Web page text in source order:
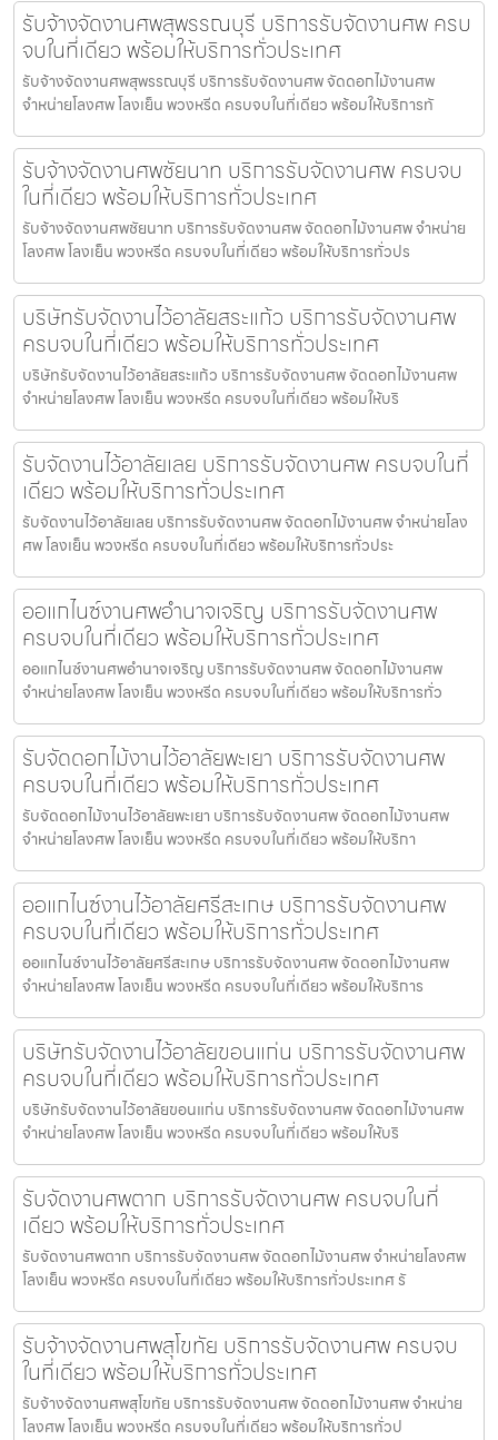
รับจ้างจัดงานศพสุพรรณบุรี บริการรับจัดงานศพ ครบ
จบในที่เดียว พร้อมให้บริการทั่วประเทศ
รับจ้างจัดงานศพสุพรรณบุรี บริการรับจัดงานศพ จัดดอกไม้งานศพ
จำหน่ายโลงศพ โลงเย็น พวงหรีด ครบจบในที่เดียว พร้อมให้บริการทั
รับจ้างจัดงานศพชัยนาท บริการรับจัดงานศพ ครบจบ
ในที่เดียว พร้อมให้บริการทั่วประเทศ
รับจ้างจัดงานศพชัยนาท บริการรับจัดงานศพ จัดดอกไม้งานศพ จำหน่าย
โลงศพ โลงเย็น พวงหรีด ครบจบในที่เดียว พร้อมให้บริการทั่วปร
บริษัทรับจัดงานไว้อาลัยสระแก้ว บริการรับจัดงานศพ
ครบจบในที่เดียว พร้อมให้บริการทั่วประเทศ
บริษัทรับจัดงานไว้อาลัยสระแก้ว บริการรับจัดงานศพ จัดดอกไม้งานศพ
จำหน่ายโลงศพ โลงเย็น พวงหรีด ครบจบในที่เดียว พร้อมให้บริ
รับจัดงานไว้อาลัยเลย บริการรับจัดงานศพ ครบจบในที่
เดียว พร้อมให้บริการทั่วประเทศ
รับจัดงานไว้อาลัยเลย บริการรับจัดงานศพ จัดดอกไม้งานศพ จำหน่ายโลง
ศพ โลงเย็น พวงหรีด ครบจบในที่เดียว พร้อมให้บริการทั่วประ
ออแกไนซ์งานศพอำนาจเจริญ บริการรับจัดงานศพ
ครบจบในที่เดียว พร้อมให้บริการทั่วประเทศ
ออแกไนซ์งานศพอำนาจเจริญ บริการรับจัดงานศพ จัดดอกไม้งานศพ
จำหน่ายโลงศพ โลงเย็น พวงหรีด ครบจบในที่เดียว พร้อมให้บริการทั่ว
รับจัดดอกไม้งานไว้อาลัยพะเยา บริการรับจัดงานศพ
ครบจบในที่เดียว พร้อมให้บริการทั่วประเทศ
รับจัดดอกไม้งานไว้อาลัยพะเยา บริการรับจัดงานศพ จัดดอกไม้งานศพ
จำหน่ายโลงศพ โลงเย็น พวงหรีด ครบจบในที่เดียว พร้อมให้บริกา
ออแกไนซ์งานไว้อาลัยศรีสะเกษ บริการรับจัดงานศพ
ครบจบในที่เดียว พร้อมให้บริการทั่วประเทศ
ออแกไนซ์งานไว้อาลัยศรีสะเกษ บริการรับจัดงานศพ จัดดอกไม้งานศพ
จำหน่ายโลงศพ โลงเย็น พวงหรีด ครบจบในที่เดียว พร้อมให้บริการ
บริษัทรับจัดงานไว้อาลัยขอนแก่น บริการรับจัดงานศพ
ครบจบในที่เดียว พร้อมให้บริการทั่วประเทศ
บริษัทรับจัดงานไว้อาลัยขอนแก่น บริการรับจัดงานศพ จัดดอกไม้งานศพ
จำหน่ายโลงศพ โลงเย็น พวงหรีด ครบจบในที่เดียว พร้อมให้บริ
รับจัดงานศพตาก บริการรับจัดงานศพ ครบจบในที่
เดียว พร้อมให้บริการทั่วประเทศ
รับจัดงานศพตาก บริการรับจัดงานศพ จัดดอกไม้งานศพ จำหน่ายโลงศพ
โลงเย็น พวงหรีด ครบจบในที่เดียว พร้อมให้บริการทั่วประเทศ รั
รับจ้างจัดงานศพสุโขทัย บริการรับจัดงานศพ ครบจบ
ในที่เดียว พร้อมให้บริการทั่วประเทศ
รับจ้างจัดงานศพสุโขทัย บริการรับจัดงานศพ จัดดอกไม้งานศพ จำหน่าย
โลงศพ โลงเย็น พวงหรีด ครบจบในที่เดียว พร้อมให้บริการทั่วป